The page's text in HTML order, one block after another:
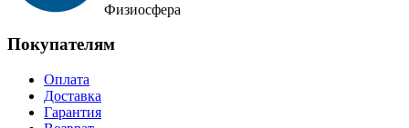
Физиосфера
Покупателям
Оплата
Доставка
Гарантия